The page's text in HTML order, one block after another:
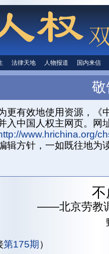
法律天地 人物报道 国内来信
敬
更有效地使用资源，《
入中国人权主网页。网
www.hrichina.org/
辑方针，一如既往地为
不
——北京劳教
第175期 ）
民生 法律天地 人物报道 国内来
首页 关